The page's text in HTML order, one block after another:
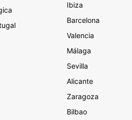
Ibiza
Barcelona
Valencia
Málaga
Sevilla
Alicante
Zaragoza
Bilbao